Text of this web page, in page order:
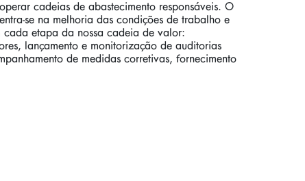
cadeias de abastecimento responsáveis. O
se na melhoria das condições de trabalho e
cada etapa da nossa cadeia de valor:
lançamento e monitorização de auditorias
de medidas corretivas, fornecimento